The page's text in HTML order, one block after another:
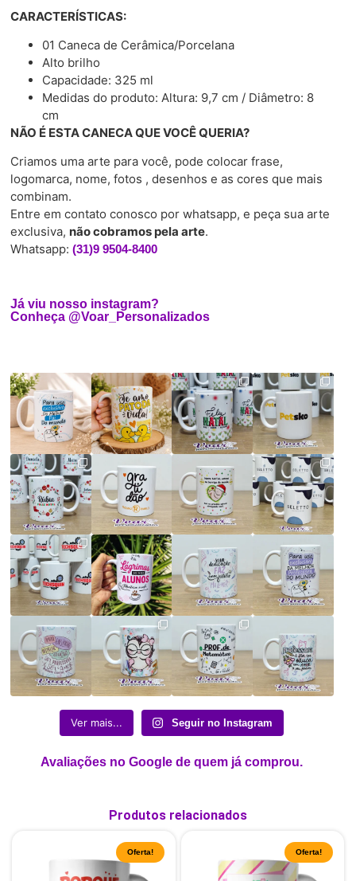
CARACTERÍSTICAS:
01 Caneca de Cerâmica/Porcelana
Alto brilho
Capacidade: 325 ml
Medidas do produto: Altura: 9,7 cm / Diâmetro: 8
cm
NÃO É ESTA CANECA QUE VOCÊ QUERIA?
Criamos uma arte para você, pode colocar frase,
logomarca, nome, fotos , desenhos e as cores que mais
combinam.
Entre em contato conosco por whatsapp, e peça sua arte
exclusiva, não cobramos pela arte.
Whatsapp: (31)9 9504-8400
Já viu nosso instagram?
Conheça @Voar_Personalizados
Ver mais... Seguir no Instagram
Avaliações no Google de quem já comprou.
Produtos relacionados
Oferta! Oferta!